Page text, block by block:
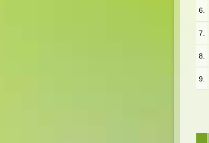
6.
7.
8.
9.